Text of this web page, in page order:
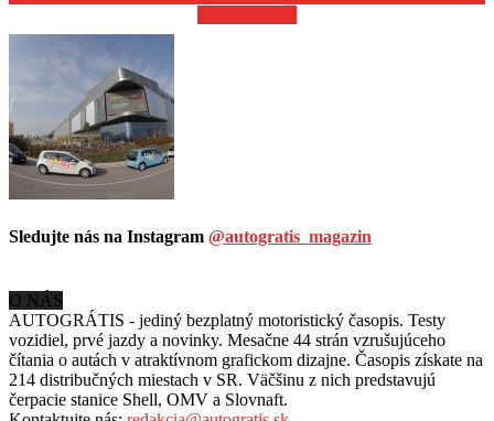
Sledujte nás na Instagram @autogratis_magazin
O NÁS
AUTOGRÁTIS - jediný bezplatný motoristický časopis. Testy
vozidiel, prvé jazdy a novinky. Mesačne 44 strán vzrušujúceho
čítania o autách v atraktívnom grafickom dizajne. Časopis získate na
214 distribučných miestach v SR. Väčšinu z nich predstavujú
čerpacie stanice Shell, OMV a Slovnaft.